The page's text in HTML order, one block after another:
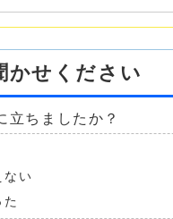
かせください
立ちましたか？
ない